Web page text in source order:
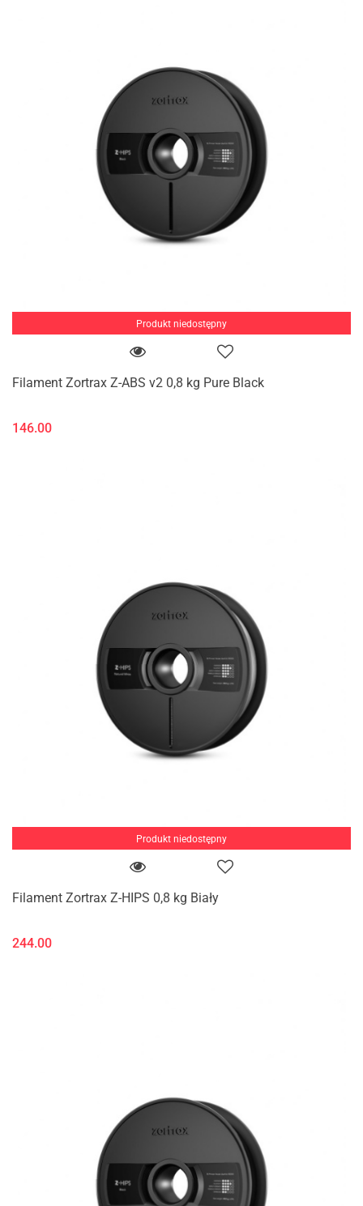
Produkt niedostępny
Filament Zortrax Z-ABS v2 0,8 kg Pure Black
146.00
Produkt niedostępny
Filament Zortrax Z-HIPS 0,8 kg Biały
244.00